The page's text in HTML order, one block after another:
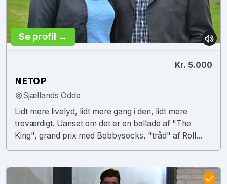
Se profil →
Kr. 5.000
NETOP
Sjællands Odde
Lidt mere livelyd, lidt mere gang i den, lidt mere
troværdigt. Uanset om det er en ballade af "The
King", grand prix med Bobbysocks, "tråd" af Roll...